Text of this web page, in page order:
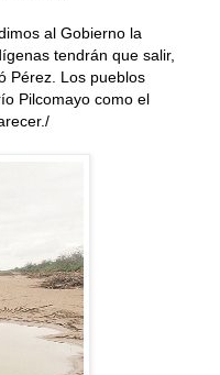
al Gobierno la
tendrán que salir,
Pérez. Los pueblos
Pilcomayo como el